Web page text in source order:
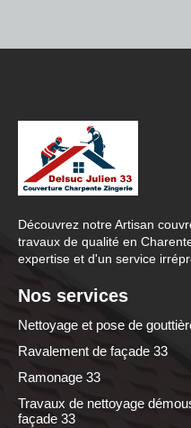
Découvrez notreArtisan
travaux de qualité en
expertise et d'un service
Nos services
Nettoyage et pose de
Ravalement de façade 33
Ramonage 33
Travaux de nettoyage
façade 33